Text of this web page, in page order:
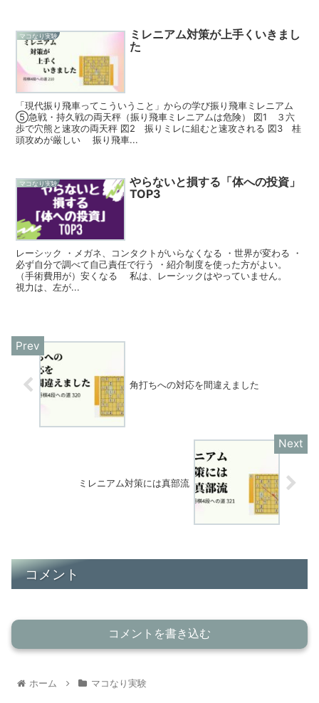
マコなり実験
ミレニアム対策が上手くいきまし
た
「現代振り飛車ってこういうこと」からの学び振り飛車ミレニアム
⑤急戦・持久戦の両天秤（振り飛車ミレニアムは危険） 図1 ３六
歩で穴熊と速攻の両天秤 図2 振りミレに組むと速攻される 図3 桂
頭攻めが厳しい 振り飛車...
マコなり実験
やらないと損する「体への投資」
TOP3
レーシック ・メガネ、コンタクトがいらなくなる ・世界が変わる ・
必ず自分で調べて自己責任で行う ・紹介制度を使った方がよい。
（手術費用が）安くなる 私は、レーシックはやっていません。
視力は、左が...
角打ちへの対応を間違えました
ミレニアム対策には真部流
コメント
コメントを書き込む
ホーム マコなり実験